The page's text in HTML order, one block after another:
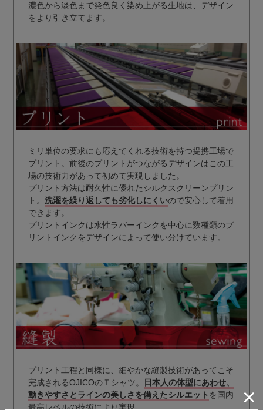
濃色から淡色まで発色良く染め上がる生地は、デザイン
をより引き立てます。
ミリ単位の要求にも応えてくれる技術を持つ提携工場で
プリント。前後のプリントがつながるデザインはこの工
場の技術力があって初めて実現しました。
プリント方法は耐久性に優れたシルクスクリーンプリン
ト。 洗濯を繰り返しても劣化しにくいので安心して着用
できます。
プリントインクは水性ラバーインクを中心に数種類のプ
リントインクをデザインによって使い分けています。
プリント工程と同様に、細やかな縫製技術があってこそ
完成されるOJICOのＴシャツ。
日本人の体型にあわせ、
動きやすさとラインの美しさを備えたシルエット を国内
最高レベルの技術により実現。